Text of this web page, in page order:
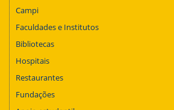
Campi
Faculdades e Institutos
Bibliotecas
Hospitais
Restaurantes
Fundações